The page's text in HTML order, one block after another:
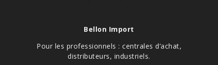
Bellon Import
Pour les professionnels : centrales d’achat,
distributeurs, industriels.